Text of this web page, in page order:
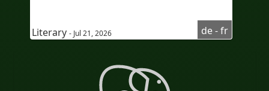
#Audioenallemand
#UntertitelaufFranzösisch
Literary - Jul 21, 2026 de - fr